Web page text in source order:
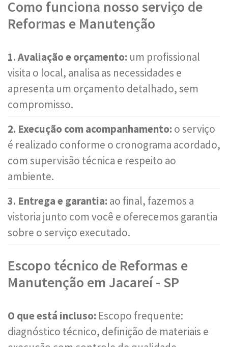
Como funciona nosso serviço de
Reformas e Manutenção
1. Avaliação e orçamento: um profissional
visita o local, analisa as necessidades e
apresenta um orçamento detalhado, sem
compromisso.
2. Execução com acompanhamento: o serviço
é realizado conforme o cronograma acordado,
com supervisão técnica e respeito ao
ambiente.
3. Entrega e garantia: ao final, fazemos a
vistoria junto com você e oferecemos garantia
sobre o serviço executado.
Escopo técnico de Reformas e
Manutenção em Jacareí - SP
O que está incluso: Escopo frequente:
diagnóstico técnico, definição de materiais e